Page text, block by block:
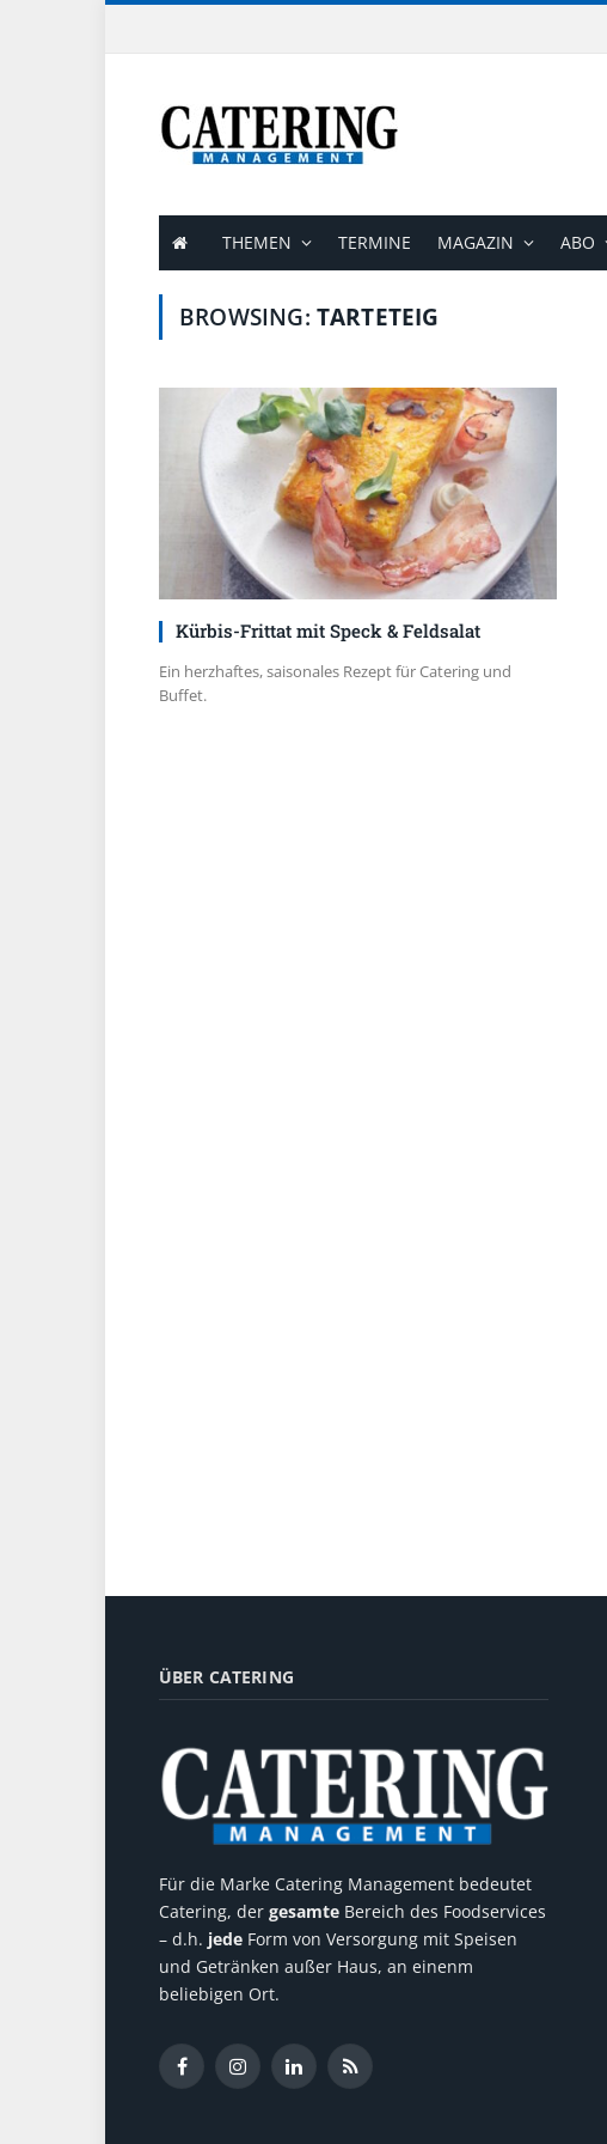
THEMEN TERMINE MAGAZIN ABO
BROWSING: TARTETEIG
Kürbis-Frittat mit Speck & Feldsalat
Ein herzhaftes, saisonales Rezept für Catering und
Buffet.
ÜBER CATERING
Für die Marke Catering Management bedeutet
Catering, der gesamte Bereich des Foodservices
– d.h. jede Form von Versorgung mit Speisen
und Getränken außer Haus, an einenm
beliebigen Ort.
FacebookInstagramLinkedInRSS